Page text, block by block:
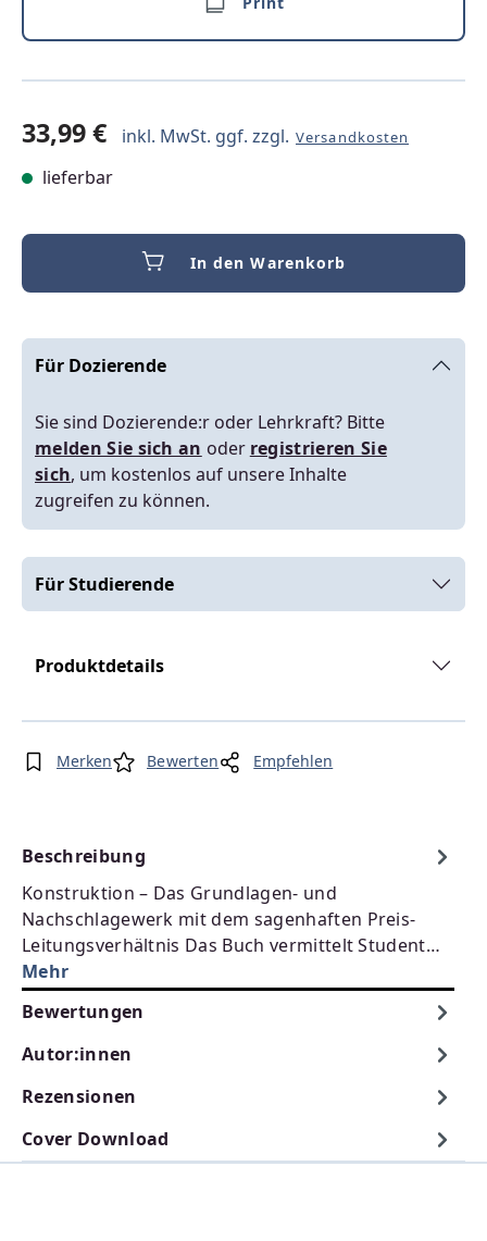
33,99 € inkl. MwSt. ggf. zzgl. Versandkosten
lieferbar
In den Warenkorb
Für Dozierende
Sie sind Dozierende:r oder Lehrkraft? Bitte
melden Sie sich an oder registrieren Sie
sich, um kostenlos auf unsere Inhalte
zugreifen zu können.
Für Studierende
Produktdetails
Merken Bewerten Empfehlen
Beschreibung
Konstruktion – Das Grundlagen- und
Nachschlagewerk mit dem sagenhaften Preis-
Leitungsverhältnis Das Buch vermittelt Student…
Mehr
Bewertungen
Autor:innen
Rezensionen
Cover Download